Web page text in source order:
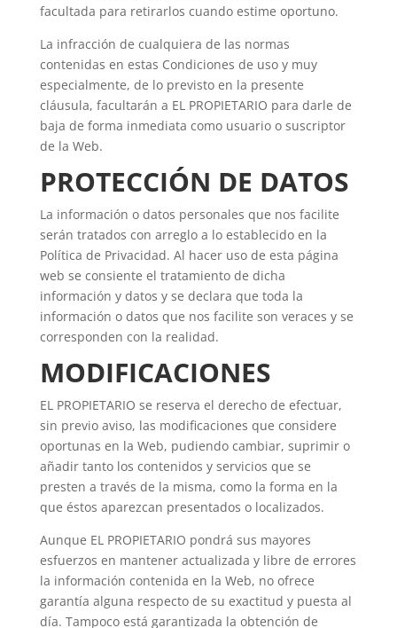
facultada para retirarlos cuando estime oportuno.
La infracción de cualquiera de las normas
contenidas en estas Condiciones de uso y muy
especialmente, de lo previsto en la presente
cláusula, facultarán a EL PROPIETARIO para darle de
baja de forma inmediata como usuario o suscriptor
de la Web.
PROTECCIÓN DE DATOS
La información o datos personales que nos facilite
serán tratados con arreglo a lo establecido en la
Política de Privacidad. Al hacer uso de esta página
web se consiente el tratamiento de dicha
información y datos y se declara que toda la
información o datos que nos facilite son veraces y se
corresponden con la realidad.
MODIFICACIONES
EL PROPIETARIO se reserva el derecho de efectuar,
sin previo aviso, las modificaciones que considere
oportunas en la Web, pudiendo cambiar, suprimir o
añadir tanto los contenidos y servicios que se
presten a través de la misma, como la forma en la
que éstos aparezcan presentados o localizados.
Aunque EL PROPIETARIO pondrá sus mayores
esfuerzos en mantener actualizada y libre de errores
la información contenida en la Web, no ofrece
garantía alguna respecto de su exactitud y puesta al
día. Tampoco está garantizada la obtención de